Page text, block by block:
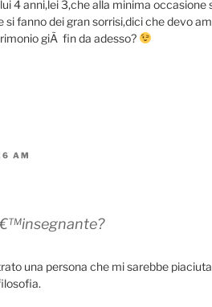
4 anni,lei 3,che alla minima occasione
si fanno dei gran sorrisi,dici che devo
giÃ fin da adesso?
AM
una persona che mi sarebbe